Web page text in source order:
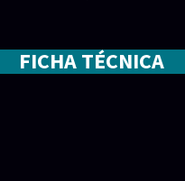
FICHA TÉCNICA